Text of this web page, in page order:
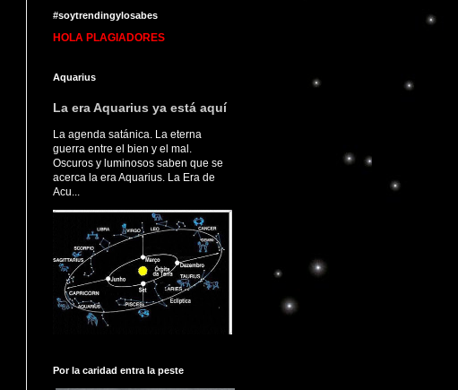
#soytrendingylosabes
HOLA PLAGIADORES
Aquarius
La era Aquarius ya está aquí
La agenda satánica. La eterna
guerra entre el bien y el mal.
Oscuros y luminosos saben que se
acerca la era Aquarius. La Era de
Acu...
Por la caridad entra la peste